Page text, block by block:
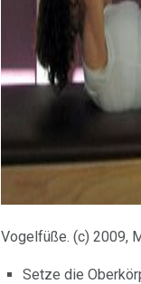
Vogelfüße. (c) 2009,
Setze die